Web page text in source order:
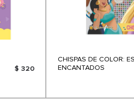
$ 320
CHISPAS DE COLOR:
ENCANTADOS